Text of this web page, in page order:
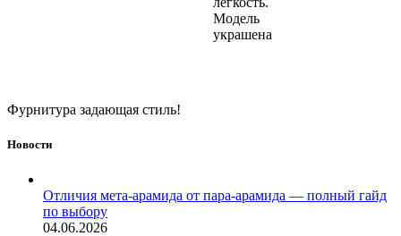
Модель
украшена
Фурнитура задающая стиль!
Новости
Отличия мета-арамида от пара-арамида — полный гайд
по выбору
04.06.2026